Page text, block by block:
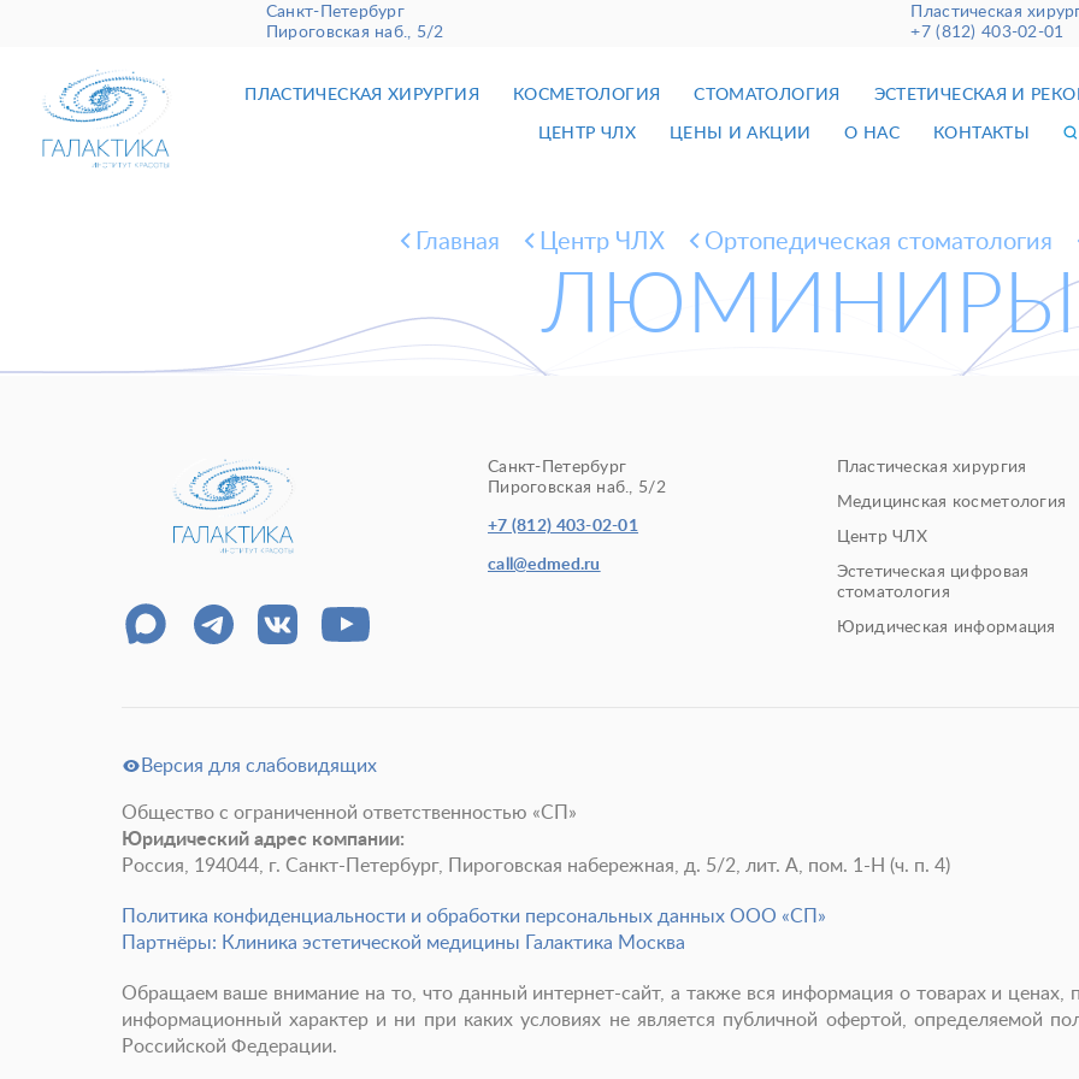
Санкт-Петербург
Пироговская наб., 5/2
Пластическая
+7 (812) 403-02-01
ПЛАСТИЧЕСКАЯ ХИРУРГИЯ КОСМЕТОЛОГИЯ СТОМАТОЛОГИЯ ЭСТЕТИЧЕСКАЯ И
ЦЕНТР ЧЛХ ЦЕНЫ И АКЦИИ О НАС КОНТАКТЫ
Главная Центр ЧЛХ Ортопедическая стоматология
ЛЮМИНИРЫ
Санкт-Петербург
Пироговская наб., 5/2
+7 (812) 403-02-01
call@edmed.ru
Пластическая хирургия
Медицинская косметология
Центр ЧЛХ
Эстетическая цифровая
стоматология
Юридическая информация
Версия для слабовидящих
Общество с ограниченной ответственностью «СП»
Юридический адрес компании:
Россия, 194044, г. Санкт-Петербург, Пироговская набережная, д. 5/2, лит. А, пом. 1-Н (ч. п. 4)
Политика конфиденциальности и обработки персональных данных ООО «СП»
Партнёры: Клиника эстетической медицины Галактика Москва
Обращаем ваше внимание на то, что данный интернет-сайт, а также вся информация о товарах и ценах,
информационный характер и ни при каких условиях не является публичной офертой, определяемой
Российской Федерации.